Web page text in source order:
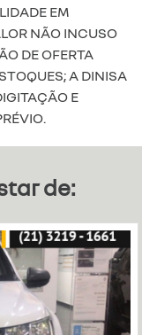
EM
NÃO INCUSO
DE OFERTA
A DINISA
E
de: